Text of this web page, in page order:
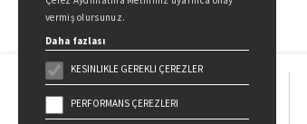
vermiş olursunuz.
Daha fazlası
KESINLIKLE GEREKLI ÇEREZLER
PERFORMANS ÇEREZLERI